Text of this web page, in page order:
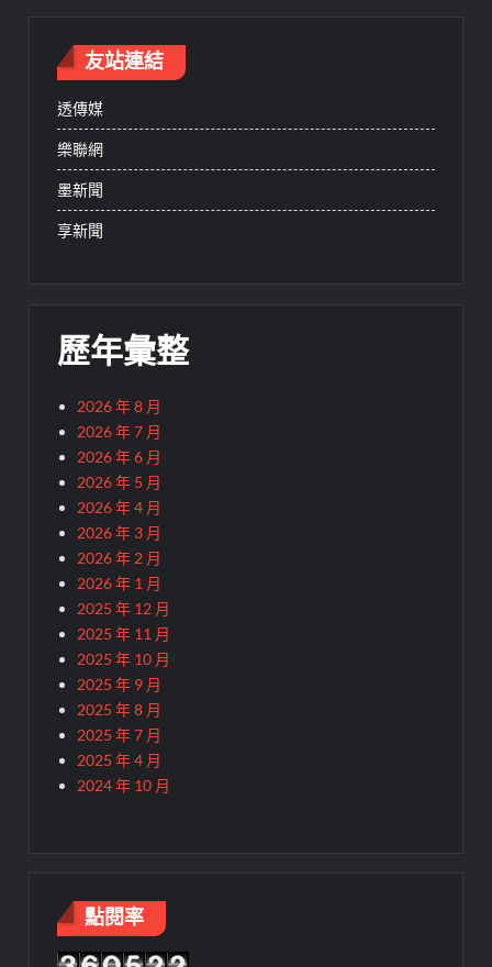
友站連結
透傳媒
樂聯網
墨新聞
享新聞
歷年彙整
2026 年 8 月
2026 年 7 月
2026 年 6 月
2026 年 5 月
2026 年 4 月
2026 年 3 月
2026 年 2 月
2026 年 1 月
2025 年 12 月
2025 年 11 月
2025 年 10 月
2025 年 9 月
2025 年 8 月
2025 年 7 月
2025 年 4 月
2024 年 10 月
點閱率